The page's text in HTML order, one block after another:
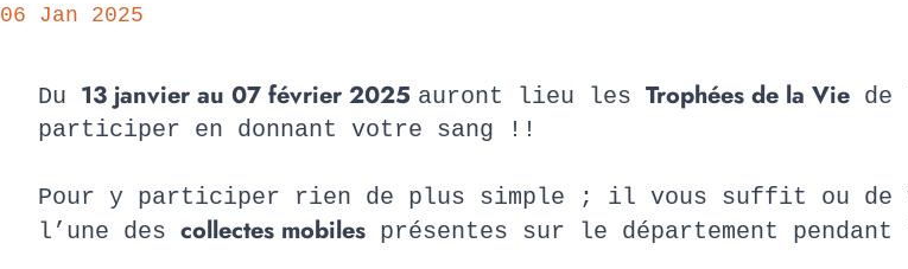
06 Jan 2025
Du 13 janvier au 07 février 2025 auront lieu les Trophées de la Vie de
participer en donnant votre sang !!
Pour y participer rien de plus simple ; il vous suffit ou de
l’une des collectes mobiles présentes sur le département